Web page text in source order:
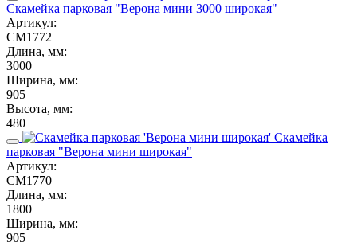
Скамейка парковая "Верона мини 3000 широкая"
Артикул:
СМ1772
Длина, мм:
3000
Ширина, мм:
905
Высота, мм:
480
Скамейка
парковая "Верона мини широкая"
Артикул:
СМ1770
Длина, мм:
1800
Ширина, мм:
905